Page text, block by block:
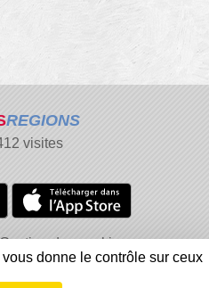
REGIONS
visites
Gestion des cookies
un contenu inapproprié
donne le contrôle sur ceux